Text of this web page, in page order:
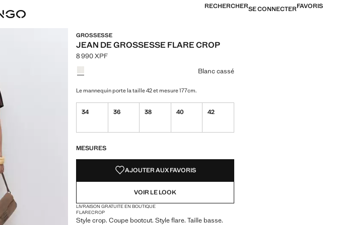
RECHERCHERSE CONNECTERFAVORIS
GROSSESSE
JEAN DE GROSSESSE FLARE CROP
Prix actuel [8 990 XPF ]
8 990 XPF
Choisissez une couleur
Blanc cassé
Le mannequin porte la taille 42 et mesure 177cm.
34 36 38 40 42
MESURES
AJOUTER AUX FAVORIS
VOIR LE LOOK
LIVRAISON GRATUITE EN BOUTIQUE
FLARECROP
Style crop. Coupe bootcut. Style flare. Taille basse.